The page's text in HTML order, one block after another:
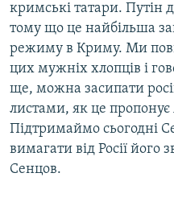
кримські татари. Путін
тому що це найбільша
режиму в Криму. Ми
цих мужніх хлопців і
ще, можна засипати
листами, як це
Підтримаймо сьогодні
вимагати від Росії його
Сенцов.